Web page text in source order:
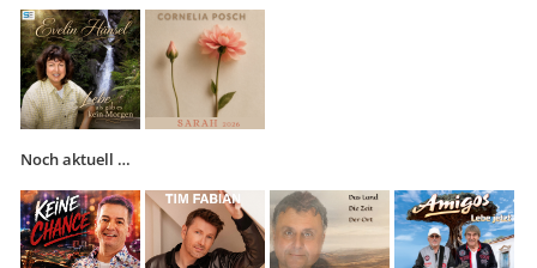
Noch aktuell …